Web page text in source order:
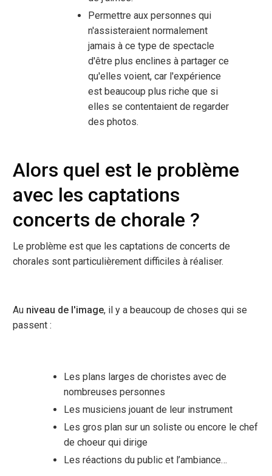
Permettre aux personnes qui
n'assisteraient normalement
jamais à ce type de spectacle
d'être plus enclines à partager ce
qu'elles voient, car l'expérience
est beaucoup plus riche que si
elles se contentaient de regarder
des photos.
Alors quel est le problème
avec les captations
concerts de chorale ?
Le problème est que les captations de concerts de
chorales sont particulièrement difficiles à réaliser.
Au niveau de l'image, il y a beaucoup de choses qui se
passent :
Les plans larges de choristes avec de
nombreuses personnes
Les musiciens jouant de leur instrument
Les gros plan sur un soliste ou encore le chef
de choeur qui dirige
Les réactions du public et l’ambiance…